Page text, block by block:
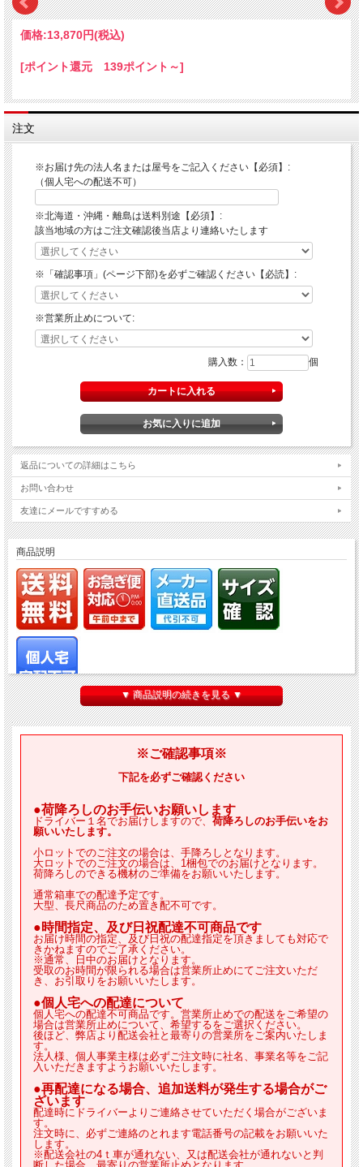
価格:13,870円(税込)
[ポイント還元 139ポイント～]
注文
※お届け先の法人名または屋号をご記入ください【必須】:
（個人宅への配送不可）
※北海道・沖縄・離島は送料別途【必須】:
該当地域の方はご注文確認後当店より連絡いたします
※「確認事項」(ページ下部)を必ずご確認ください【必読】:
※営業所止めについて:
購入数： 個
返品についての詳細はこちら
お問い合わせ
友達にメールですすめる
商品説明
アイコンについてはこちらを参照
▼ 商品説明の続きを見る ▼
※ご確認事項※
下記を必ずご確認ください
●荷降ろしのお手伝いお願いします
ドライバー１名でお届けしますので、 荷降ろしのお手伝いをお
願いいたします。
小ロットでのご注文の場合は、手降ろしとなります。
大ロットでのご注文の場合は、1梱包でのお届けとなります。
荷降ろしのできる機材のご準備をお願いいたします。
通常箱車での配達予定です。
大型、長尺商品のため置き配不可です。
●時間指定、及び日祝配達不可商品です
お届け時間の指定、及び日祝の配達指定を頂きましても対応で
きかねますのでご了承ください。
※通常、日中のお届けとなります。
受取のお時間が限られる場合は営業所止めにてご注文いただ
き、お引取りをお願いいたします。
●個人宅への配達について
個人宅への配達不可商品です。営業所止めでの配送をご希望の
場合は営業所止めについて、希望するをご選択ください。
後ほど、弊店より配送会社と最寄りの営業所をご案内いたしま
す。
法人様、個人事業主様は必ずご注文時に社名、事業名等をご記
入いただきますようお願いいたします。
●再配達になる場合、追加送料が発生する場合がご
ざいます
配達時にドライバーよりご連絡させていただく場合がございま
す。
注文時に、必ずご連絡のとれます電話番号の記載をお願いいた
します。
※配送会社の4ｔ車が通れない、又は配送会社が通れないと判